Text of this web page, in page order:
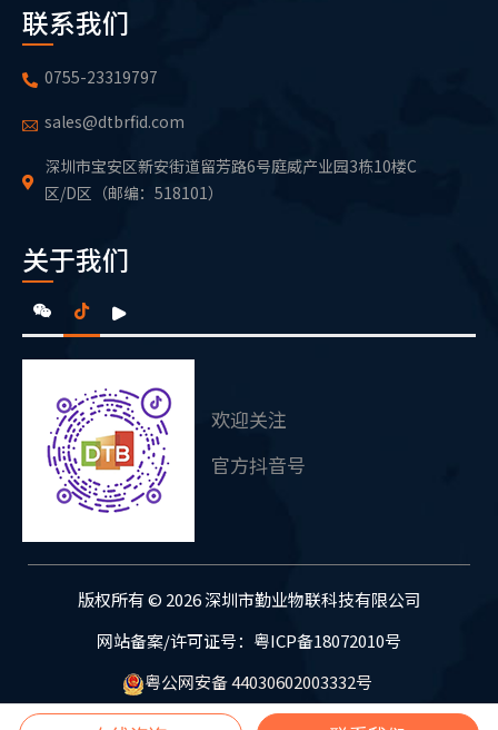
联系我们
0755-23319797
sales@dtbrfid.com
深圳市宝安区新安街道留芳路6号庭威产业园3栋10楼C
区/D区（邮编：518101）
关于我们
欢迎关注
官方抖音号
版权所有 © 2026 深圳市勤业物联科技有限公司
网站备案/许可证号：粤ICP备18072010号
粤公网安备 44030602003332号